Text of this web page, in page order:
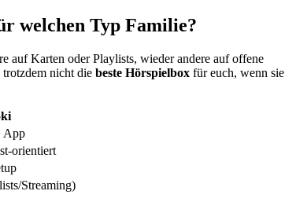
welchen Typ Familie?
auf Karten oder Playlists, wieder andere auf offene
nicht die beste Hörspielbox für euch, wenn sie
App
orientiert
Streaming)